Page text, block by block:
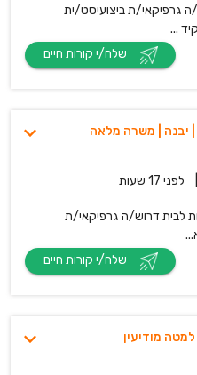
ה גרפיקאי/ת ביצועיסט/ית
...
יבנה | משרה מלאה
לפני 17 שעות
לבית דרוש/ה גרפיקאי/ת
מודיעין